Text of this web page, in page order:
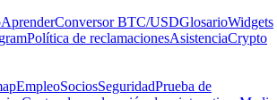
AprenderConversor BTC/USDGlosarioWidgets
Política de reclamacionesAsistenciaCrypto
EmpleoSociosSeguridadPrueba de